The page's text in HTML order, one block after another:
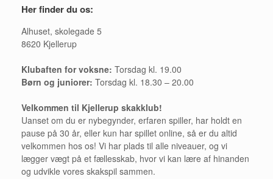
Her finder du os:
Alhuset, skolegade 5
8620 Kjellerup
Klubaften for voksne: Torsdag kl. 19.00
Børn og juniorer: Torsdag kl. 18.30 – 20.00
Velkommen til Kjellerup skakklub!
Uanset om du er nybegynder, erfaren spiller, har holdt en
pause på 30 år, eller kun har spillet online, så er du altid
velkommen hos os! Vi har plads til alle niveauer, og vi
lægger vægt på et fællesskab, hvor vi kan lære af hinanden
og udvikle vores skakspil sammen.